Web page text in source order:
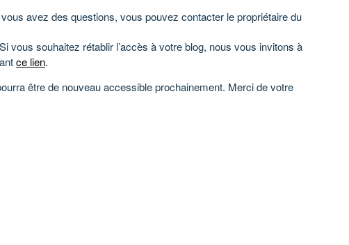
avez des questions, vous pouvez contacter le propriétaire du
vous souhaitez rétablir l’accès à votre blog, nous vous invitons à
ce lien.
être de nouveau accessible prochainement. Merci de votre